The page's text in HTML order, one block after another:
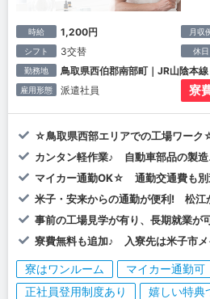
時給 1,200円 月収
シフト 3交替 休日
勤務地 鳥取県西伯郡南部町｜JR山陰本
雇用形態 派遣社員 寮
☆鳥取県西部エリアでの工場ワーク
カンタン軽作業♪ 自動車部品の製造
マイカー通勤OK☆ 通勤交通費も
米子・安来からの通勤が便利! 松江
事前の工場見学が有り、長期就業が
寮費無料も追加♪ 入寮先は米子市メ
寮はワンルーム マイカー通勤可
正社員登用制度あり
嬉しい特典